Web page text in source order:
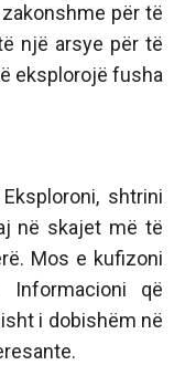
për të
një arsye për të
eksplorojë fusha
shtrini
në skajet më të
Mos e kufizoni
që
i dobishëm në